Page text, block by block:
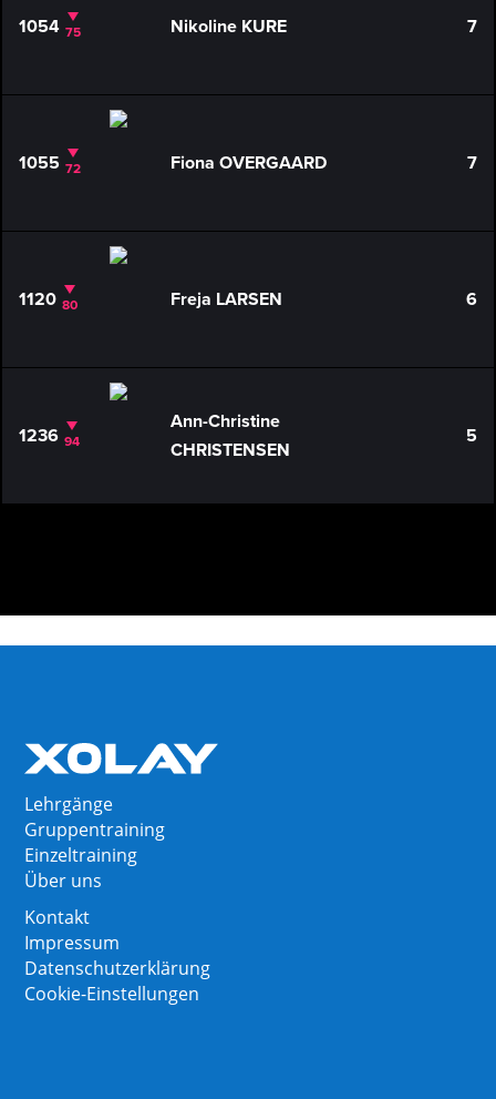
1054 75 Nikoline KURE 7
1055 72 Fiona OVERGAARD 7
1120 80 Freja LARSEN 6
1236 94
Ann-Christine
CHRISTENSEN
5
Lehrgänge
Gruppentraining
Einzeltraining
Über uns
Kontakt
Impressum
Datenschutzerklärung
Cookie-Einstellungen